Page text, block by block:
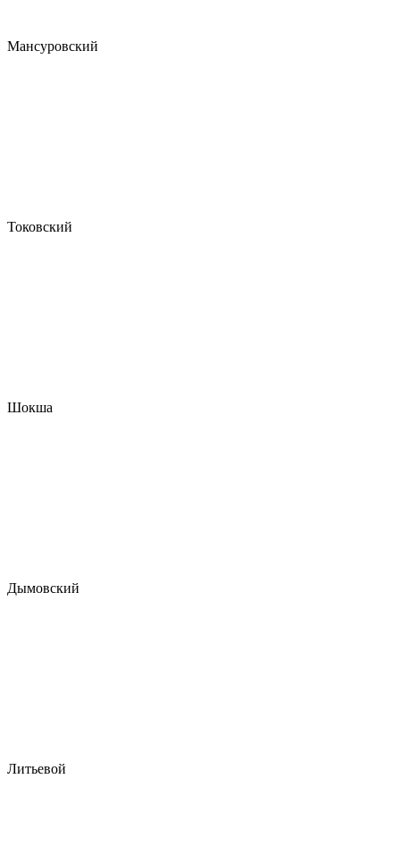
Мансуровский
Токовский
Шокша
Дымовский
Литьевой